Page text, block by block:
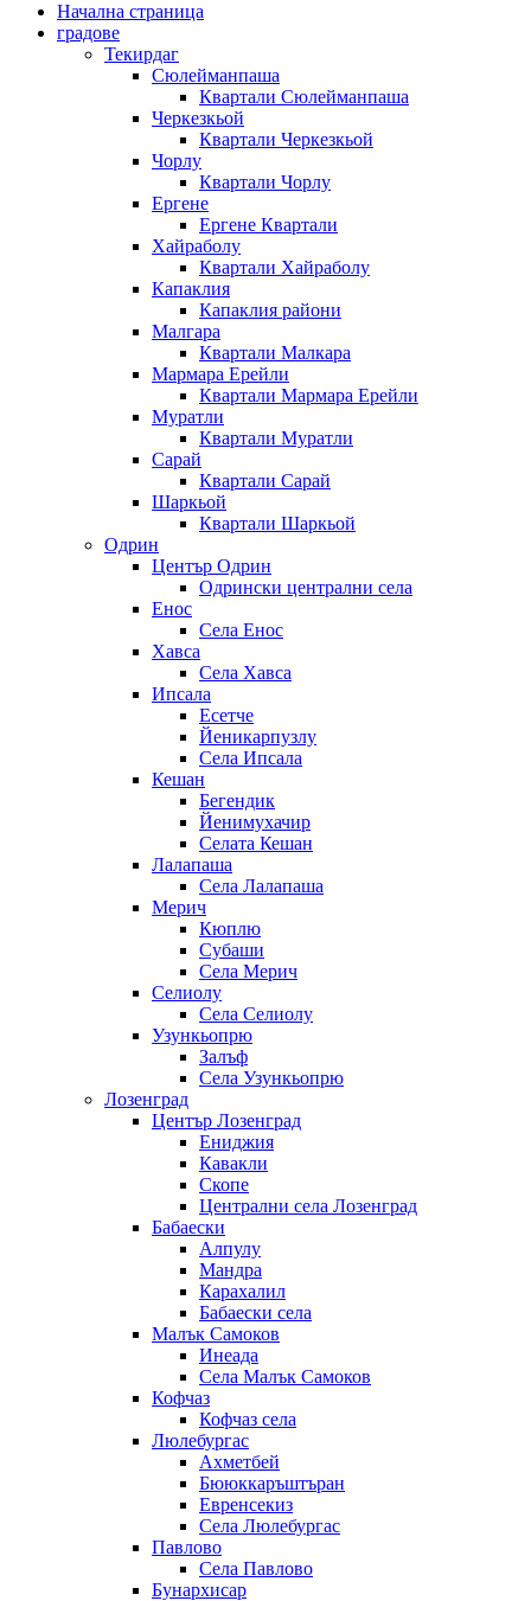
Начална страница
градове
Текирдаг
Сюлейманпаша
Квартали Сюлейманпаша
Черкезкьой
Квартали Черкезкьой
Чорлу
Квартали Чорлу
Ергене
Ергене Квартали
Хайраболу
Квартали Хайраболу
Капаклия
Капаклия райони
Малгара
Квартали Малкара
Мармара Ерейли
Квартали Мармара Ерейли
Муратли
Квартали Муратли
Сарай
Квартали Сарай
Шаркьой
Квартали Шаркьой
Одрин
Център Одрин
Одрински централни села
Енос
Села Енос
Хавса
Села Хавса
Ипсала
Есетче
Йеникарпузлу
Села Ипсала
Кешан
Бегендик
Йенимухачир
Селата Кешан
Лалапаша
Села Лалапаша
Мерич
Кюплю
Субаши
Села Мерич
Селиолу
Села Селиолу
Узункьопрю
Залъф
Села Узункьопрю
Лозенград
Център Лозенград
Ениджия
Кавакли
Скопе
Централни села Лозенград
Бабаески
Алпулу
Мандра
Карахалил
Бабаески села
Малък Самоков
Инеада
Села Малък Самоков
Кофчаз
Кофчаз села
Люлебургас
Ахметбей
Бююккаръштъран
Евренсекиз
Села Люлебургас
Павлово
Села Павлово
Бунархисар